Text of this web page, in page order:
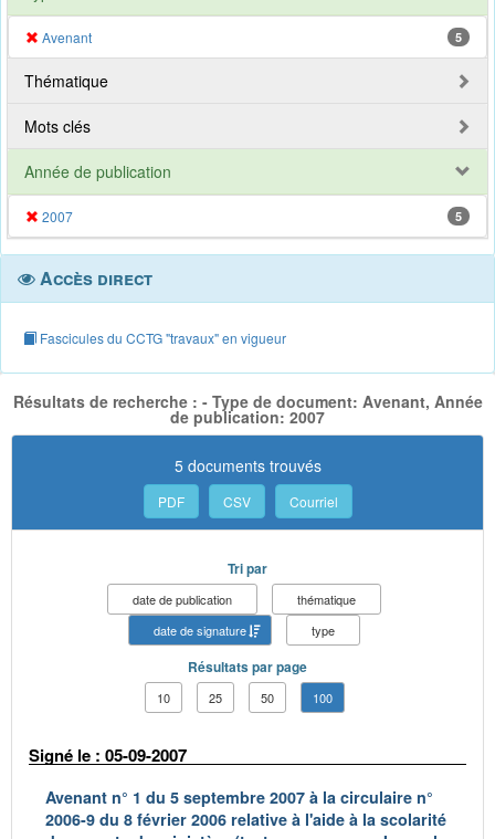
Avenant 5
Thématique
Mots clés
Année de publication
2007 5
Accès direct
Fascicules du CCTG "travaux" en vigueur
Résultats de recherche : - Type de document: Avenant, Année
de publication: 2007
5 documents trouvés
PDF CSV Courriel
Tri par
date de publication
thématique
date de signature
type
Résultats par page
10 25 50 100
Signé le : 05-09-2007
Avenant n° 1 du 5 septembre 2007 à la circulaire n°
2006-9 du 8 février 2006 relative à l'aide à la scolarité